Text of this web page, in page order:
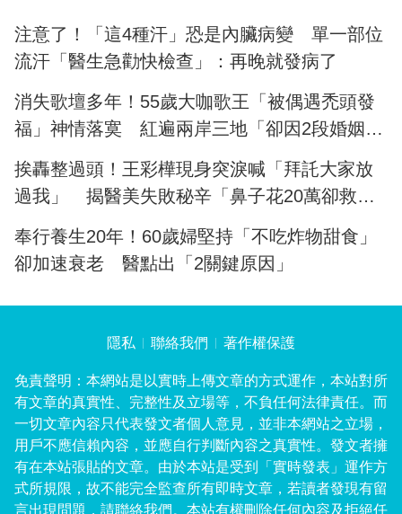
注意了！「這4種汗」恐是內臟病變 單一部位
流汗「醫生急勸快檢查」：再晚就發病了
消失歌壇多年！55歲大咖歌王「被偶遇禿頭發
福」神情落寞 紅遍兩岸三地「卻因2段婚姻殞
落」近況曝光
挨轟整過頭！王彩樺現身突淚喊「拜託大家放
過我」 揭醫美失敗秘辛「鼻子花20萬卻救不
奉行養生20年！60歲婦堅持「不吃炸物甜食」
卻加速衰老 醫點出「2關鍵原因」
隱私 聯絡我們 著作權保護
免責聲明：本網站是以實時上傳文章的方式運作，本站對所
有文章的真實性、完整性及立場等，不負任何法律責任。而
一切文章內容只代表發文者個人意見，並非本網站之立場，
用戶不應信賴內容，並應自行判斷內容之真實性。發文者擁
有在本站張貼的文章。由於本站是受到「實時發表」運作方
式所規限，故不能完全監查所有即時文章，若讀者發現有留
言出現問題，請聯絡我們。本站有權刪除任何內容及拒絕任